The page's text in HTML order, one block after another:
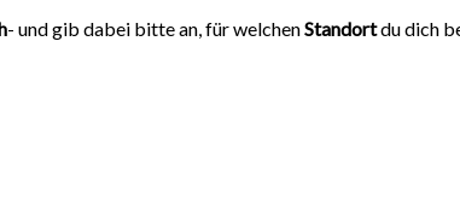
- und gib dabei bitte an, für welchenStandortdu dich